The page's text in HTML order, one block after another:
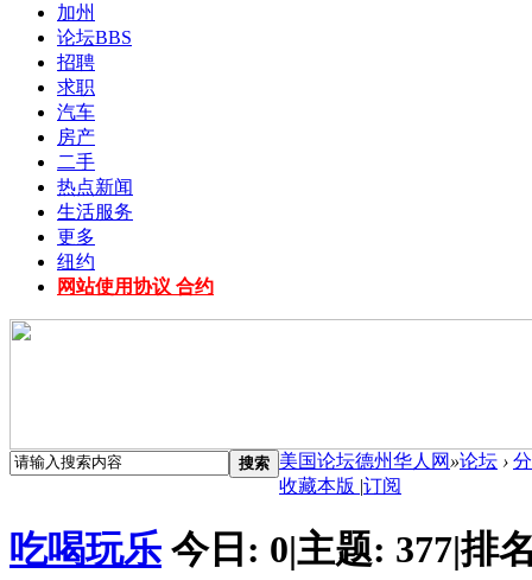
加州
论坛BBS
招聘
求职
汽车
房产
二手
热点新闻
生活服务
更多
纽约
网站使用协议 合约
搜索 美国论坛德州华人网 »论坛 ›
收藏本版 |订阅
吃喝玩乐 今日: 0|主题: 377|排